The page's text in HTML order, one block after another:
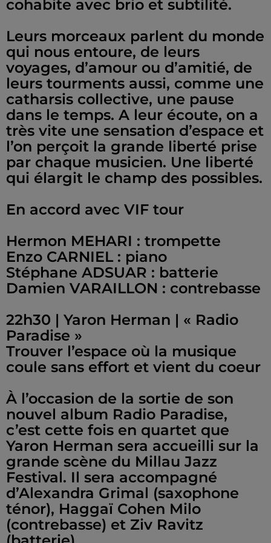
cohabite avec brio et subtilité.
Leurs morceaux parlent du monde
qui nous entoure, de leurs
voyages, d’amour ou d’amitié, de
leurs tourments aussi, comme une
catharsis collective, une pause
dans le temps. A leur écoute, on a
très vite une sensation d’espace et
l’on perçoit la grande liberté prise
par chaque musicien. Une liberté
qui élargit le champ des possibles.
En accord avec VIF tour
Hermon MEHARI : trompette
Enzo CARNIEL : piano
Stéphane ADSUAR : batterie
Damien VARAILLON : contrebasse
22h30 | Yaron Herman | « Radio
Paradise »
Trouver l’espace où la musique
coule sans effort et vient du coeur
À l’occasion de la sortie de son
nouvel album Radio Paradise,
c’est cette fois en quartet que
Yaron Herman sera accueilli sur la
grande scène du Millau Jazz
Festival. Il sera accompagné
d’Alexandra Grimal (saxophone
ténor), Haggaï Cohen Milo
(contrebasse) et Ziv Ravitz